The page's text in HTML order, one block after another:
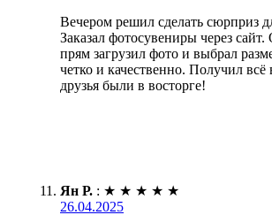
Вечером решил сделать сюрприз
Заказал фотосувениры через
прям загрузил фото и выбрал
четко и качественно. Получил всё
друзья были в восторге!
Ян Р. : ★ ★ ★ ★ ★
26.04.2025